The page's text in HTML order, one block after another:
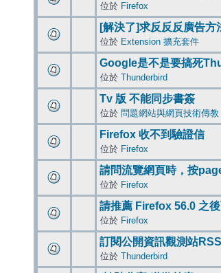
位於 Firefox
[解決了]求反反反廣告方
位於 Extension 擴充套件
Google是不是要搞死
位於 Thunderbird
Tv 版 不能同步書簽
位於 問題網站與網頁技術傳教
Firefox 收不到驗證信
位於 Firefox
請問流覽網頁時，按
位於 Firefox
請推薦 Firefox 56.0 之
位於 Firefox
訂閱公開資訊觀測站
位於 Thunderbird